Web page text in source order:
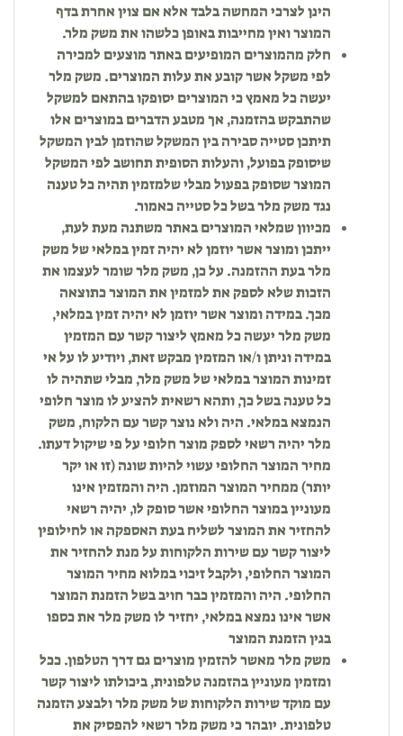
הינן לצרכי המחשה בלבד אלא אם צוין אחרת בדף
המוצר ואין מחייבות באופן כלשהו את משק מלר.
חלק מהמוצרים המופיעים באתר מוצעים למכירה
לפי משקל אשר קובע את עלות המוצרים. משק מלר
יעשה כל מאמץ כי המוצרים יסופקו בהתאם למשקל
שהתבקש בהזמנה, אך מטבע הדברים במוצרים אלו
תיתכן סטייה סבירה בין המשקל שהוזמן לבין המשקל
שיסופק בפועל, והעלות הסופית תחושב לפי המשקל
המוצר שסופק בפעול מבלי שלמזמין תהיה כל טענה
נגד משק מלר בשל כל סטייה כאמור.
מכיוון שמלאי המוצרים באתר משתנה מעת לעת,
ייתכן ומוצר אשר יוזמן לא יהיה זמין במלאי של משק
מלר בעת ההזמנה. על כן, משק מלר שומר לעצמו את
הזכות שלא לספק את למזמין את המוצר כתוצאה
מכך. במידה ומוצר אשר יוזמן לא יהיה זמין במלאי,
משק מלר יעשה כל מאמץ ליצור קשר עם המזמין
במידה וניתן ו/או המזמין מבקש זאת, ויודיע לו על אי
זמינות המוצר במלאי של משק מלר, מבלי שתהיה לו
כל טענה בשל כך, ותהא רשאית להציע לו מוצר חלופי
הנמצא במלאי. היה ולא נוצר קשר עם הלקוח, משק
מלר יהיה רשאי לספק מוצר חלופי על פי שיקול דעתו.
מחיר המוצר החלופי עשוי להיות שונה (זו או יקר
יותר) ממחיר המוצר המוזמן. היה והמזמין אינו
מעוניין במוצר החלופי אשר סופק לו, יהיה רשאי
להחזיר את המוצר לשליח בעת האספקה או לחילופין
ליצור קשר עם שירות הלקוחות על מנת להחזיר את
המוצר החלופי, ולקבל זיכוי במלוא מחיר המוצר
החלופי. היה והמזמין כבר חויב בשל הזמנת המוצר
אשר אינו נמצא במלאי, יחזיר לו משק מלר את כספו
בגין הזמנת המוצר
משק מלר מאשר להזמין מוצרים גם דרך הטלפון. ככל
ומזמין מעוניין בהזמנה טלפונית, ביכולתו ליצור קשר
עם מוקד שירות הלקוחות של משק מלר ולבצע הזמנה
טלפונית. יובהר כי משק מלר רשאי להפסיק את